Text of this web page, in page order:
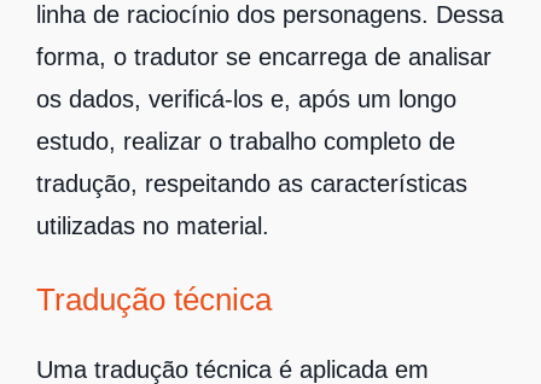
linha de raciocínio dos personagens. Dessa
forma, o tradutor se encarrega de analisar
os dados, verificá-los e, após um longo
estudo, realizar o trabalho completo de
tradução, respeitando as características
utilizadas no material.
Tradução técnica
Uma tradução técnica é aplicada em